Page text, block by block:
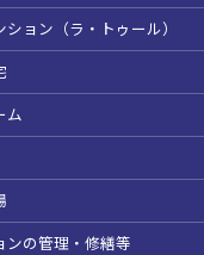
ョン（ラ・トゥール）
ム
ンの管理・修繕等
スセンター
ター